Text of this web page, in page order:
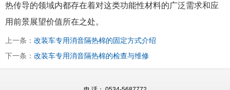
热传导的领域内都存在着对这类功能性材料的广泛需求和应
用前景展望价值所在之处。
上一条： 改装车专用消音隔热棉的固定方式介绍
下一条： 改装车专用消音隔热棉的检查与维修